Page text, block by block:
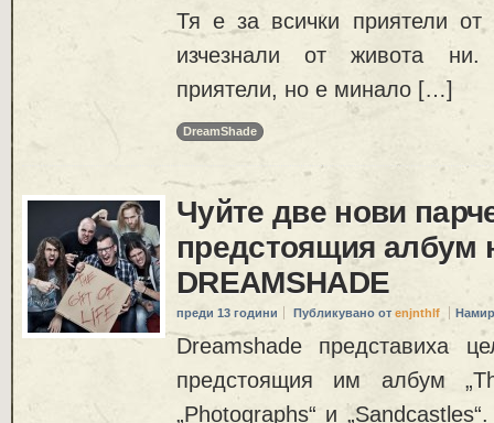
Тя е за всички приятели от
изчезнали от живота
приятели, но е минало […]
DreamShade
Чуйте две нови
предстоящия албум
DREAMSHADE
преди 13 години Публикувано от enjnthlf
Dreamshade представиха
предстоящия им албум
„Photographs“ и